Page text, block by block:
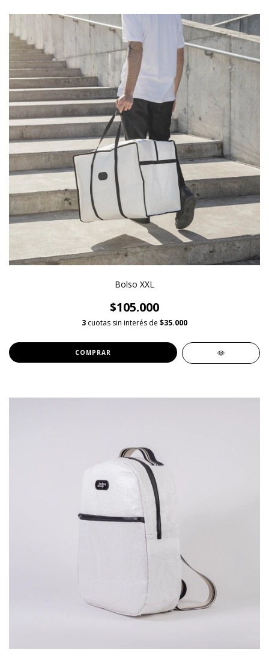
Bolso XXL
$105.000
3 cuotas sin interés de $35.000
COMPRAR